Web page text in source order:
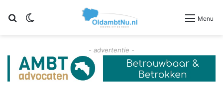
Zoeken Menu
- advertentie -